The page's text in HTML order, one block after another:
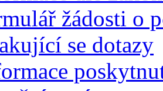
žádosti o
se dotazy